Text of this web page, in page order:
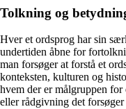
Tolkning og
Hver et ordsprog har sin
undertiden åbne for
man forsøger at forstå et
konteksten, kulturen og
hvem der er målgruppen
eller rådgivning det